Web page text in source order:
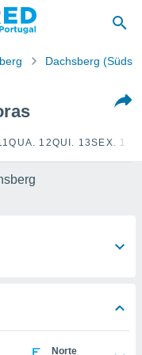
Dachsberg
QUA. 12QUI. 13SEX. 14
Norte